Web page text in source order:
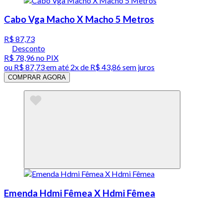
Cabo Vga Macho X Macho 5 Metros
R$ 87,73
Desconto
R$ 78,96no PIX
ou R$ 87,73em até 2x de R$ 43,86 sem juros
COMPRAR AGORA
Emenda Hdmi Fêmea X Hdmi Fêmea